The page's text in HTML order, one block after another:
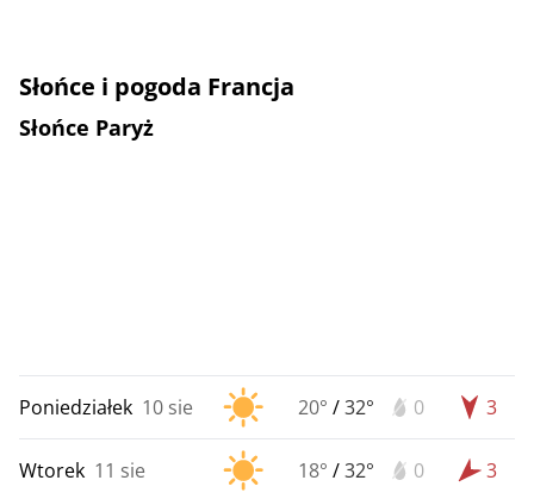
Słońce i pogoda Francja
Słońce Paryż
Poniedziałek 10 sie 20° /32° 0 3
Wtorek 11 sie 18° /32° 0 3